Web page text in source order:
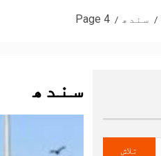
سندھ Page 4
سندھ